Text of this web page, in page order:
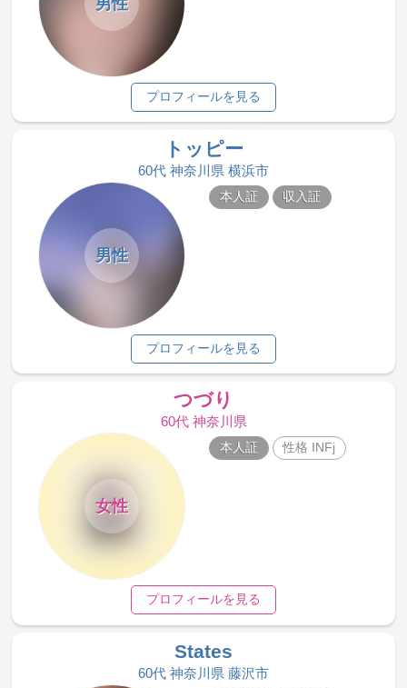
男性
プロフィールを見る
トッピー
60代 神奈川県 横浜市
男性
本人証 収入証
プロフィールを見る
つづり
60代 神奈川県
女性
本人証 性格 INFj
プロフィールを見る
States
60代 神奈川県 藤沢市